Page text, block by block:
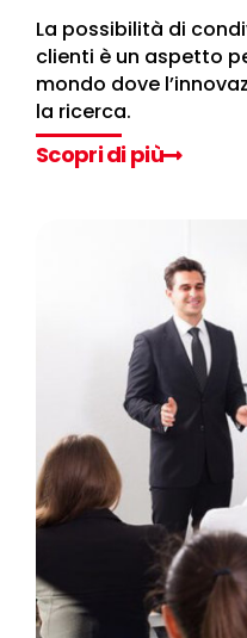
La possibilità di
clienti è un aspetto
mondo dove
la ricerca.
Scopri di più